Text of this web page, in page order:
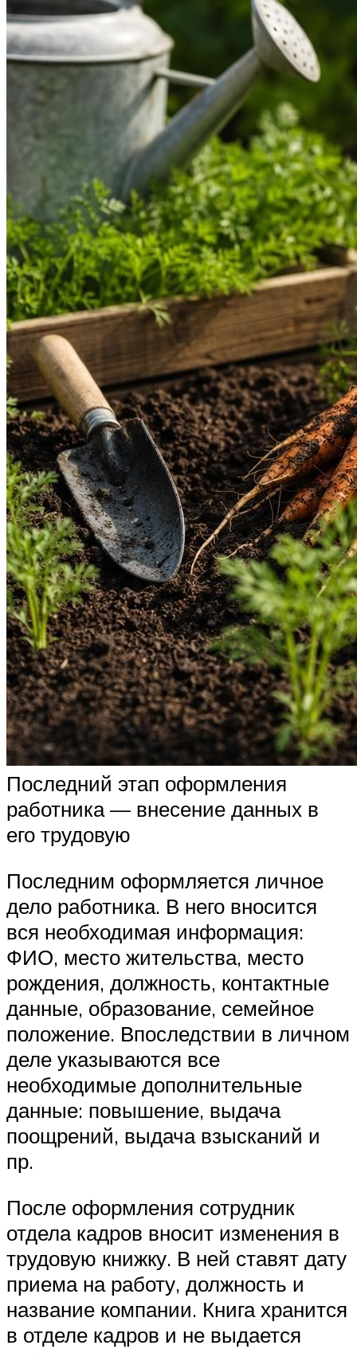
Последний этап оформления
работника — внесение данных в
его трудовую
Последним оформляется личное
дело работника. В него вносится
вся необходимая информация:
ФИО, место жительства, место
рождения, должность, контактные
данные, образование, семейное
положение. Впоследствии в личном
деле указываются все
необходимые дополнительные
данные: повышение, выдача
поощрений, выдача взысканий и
пр.
После оформления сотрудник
отдела кадров вносит изменения в
трудовую книжку. В ней ставят дату
приема на работу, должность и
название компании. Книга хранится
в отделе кадров и не выдается